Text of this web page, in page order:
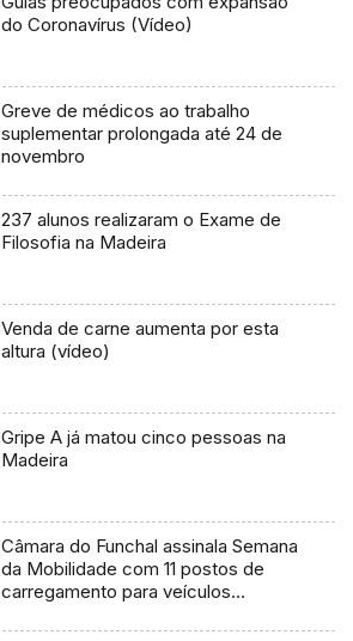
do Coronavírus (Vídeo)
Greve de médicos ao trabalho
suplementar prolongada até 24 de
novembro
237 alunos realizaram o Exame de
Filosofia na Madeira
Venda de carne aumenta por esta
altura (vídeo)
Gripe A já matou cinco pessoas na
Madeira
Câmara do Funchal assinala Semana
da Mobilidade com 11 postos de
carregamento para veículos